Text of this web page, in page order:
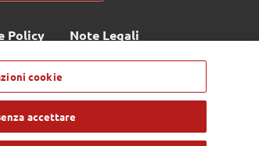
Policy Note Legali
- Via Consiglio dei Sessanta 99, 47891 Dogana
800 414243 - Codice Operatore Economico
2010 - Iscrizione Registro delle attività e-
i diritti riservati
cookie
accettare